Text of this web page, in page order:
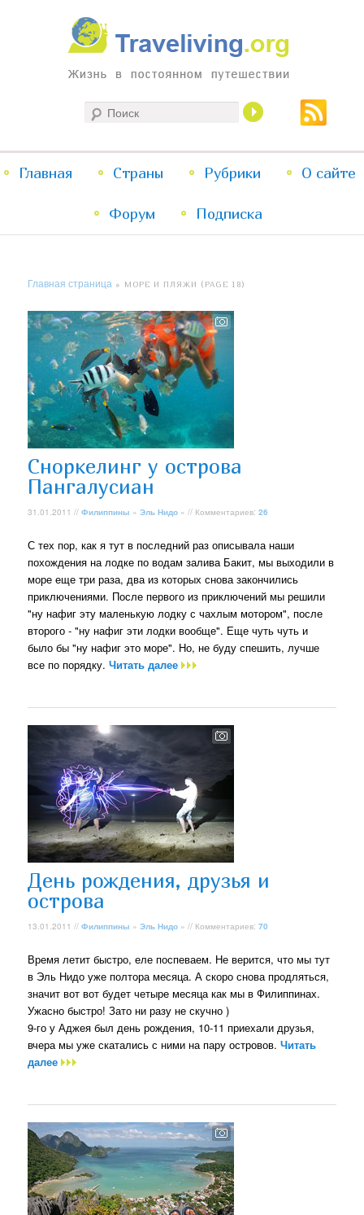
Traveliving
Жизнь в постоянном путешествии
меню
Перейти
к
Перейти
к
Главная Страны Рубрики О сайте
Форум Подписка
Главная страница » МОРЕ И ПЛЯЖИ (PAGE 18)
Сноркелинг у острова
Пангалусиан
31.01.2011 //Филиппины »Эль Нидо » // Комментариев:26
С тех пор, как я тут в последний раз описывала наши
похождения на лодке по водам залива Бакит, мы выходили в
море еще три раза, два из которых снова закончились
приключениями. После первого из приключений мы решили
"ну нафиг эту маленькую лодку с чахлым мотором", после
второго - "ну нафиг эти лодки вообще". Еще чуть чуть и
было бы "ну нафиг это море". Но, не буду спешить, лучше
все по порядку.Читать далее
День рождения, друзья и
острова
13.01.2011 //Филиппины »Эль Нидо » // Комментариев:70
Время летит быстро, еле поспеваем. Не верится, что мы тут
в Эль Нидо уже полтора месяца. А скоро снова продляться,
значит вот вот будет четыре месяца как мы в Филиппинах.
Ужасно быстро! Зато ни разу не скучно )
9-го у Аджея был день рождения, 10-11 приехали друзья,
вчера мы уже скатались с ними на пару островов.Читать
далее